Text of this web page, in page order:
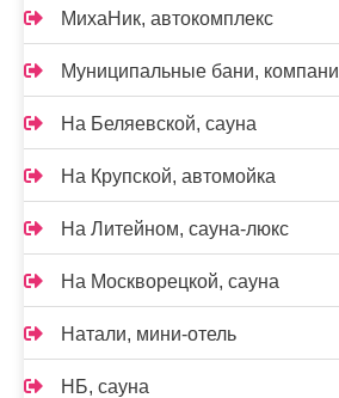
МихаНик, автокомплекс
Муниципальные бани,
На Беляевской, сауна
На Крупской, автомойка
На Литейном, сауна-люкс
На Москворецкой, сауна
Натали, мини-отель
НБ, сауна